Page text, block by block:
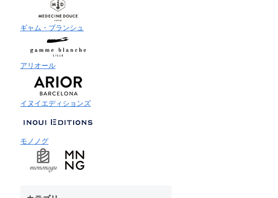
ギャム・ブランシュ
アリオール
イヌイエディションズ
モノノグ